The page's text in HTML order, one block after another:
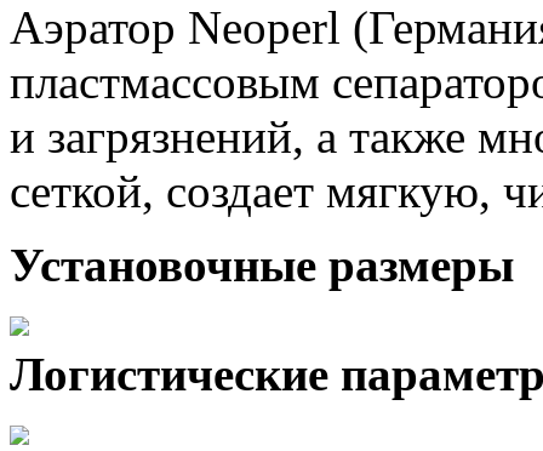
Аэратор Neoperl
пластмассовым
и загрязнений, а также
сеткой, создает мягкую,
Установочные размеры
Логистические